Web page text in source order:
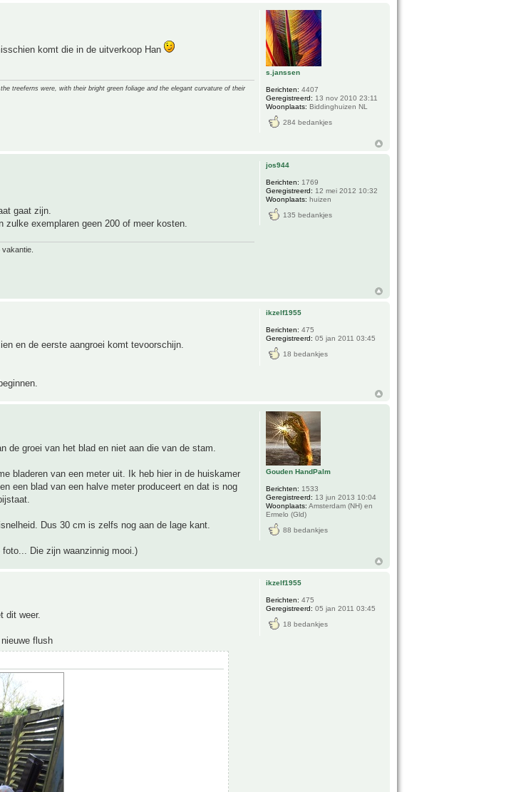
komt die in de uitverkoop Han
treeferns were, with their bright green foliage and the elegant curvature of their
s.janssen
Berichten: 4407
Geregistreerd: 13 nov 2010 23:11
Woonplaats: Biddinghuizen NL
284 bedankjes
gaat zijn.
exemplaren geen 200 of meer kosten.
jos944
Berichten: 1769
Geregistreerd: 12 mei 2012 10:32
Woonplaats: huizen
135 bedankjes
en de eerste aangroei komt tevoorschijn.
ikzelf1955
Berichten: 475
Geregistreerd: 05 jan 2011 03:45
18 bedankjes
de groei van het blad en niet aan die van de stam.
bladeren van een meter uit. Ik heb hier in de huiskamer
een blad van een halve meter produceert en dat is nog
Dus 30 cm is zelfs nog aan de lage kant.
Die zijn waanzinnig mooi.)
Gouden HandPalm
Berichten: 1533
Geregistreerd: 13 jun 2013 10:04
Woonplaats: Amsterdam (NH) en
Ermelo (Gld)
88 bedankjes
dit weer.
flush
ikzelf1955
Berichten: 475
Geregistreerd: 05 jan 2011 03:45
18 bedankjes